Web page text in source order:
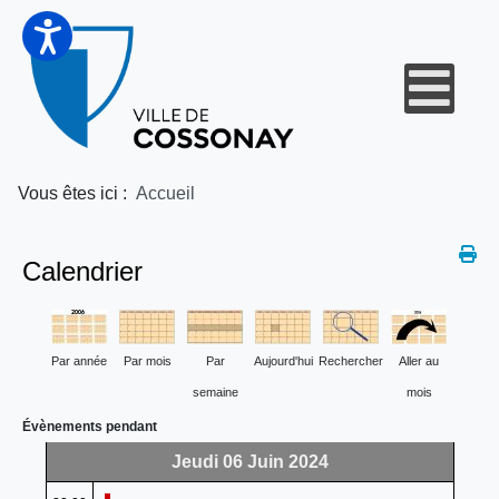
Vous êtes ici : Accueil
Calendrier
Par année Par mois Par
semaine
Aujourd'hui Rechercher Aller au
mois
Évènements pendant
Jeudi 06 Juin 2024